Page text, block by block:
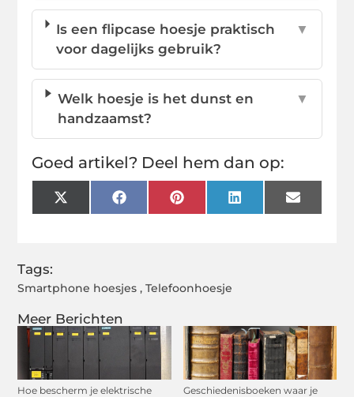
Meer Berichten
Hoe bescherm je elektrische
Geschiedenisboeken waar je
Is een flipcase hoesje praktisch
voor dagelijks gebruik?
▼
Welk hoesje is het dunst en
handzaamst?
▼
Goed artikel? Deel hem dan op:
X
(Twitter)
FacebookPinterestLinkedInEmail
Tags:
Smartphone hoesjes ,Telefoonhoesje